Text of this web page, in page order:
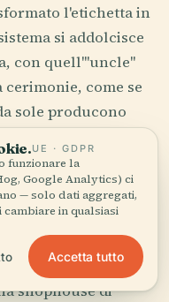
l'etichetta in
si addolcisce
con quell'"uncle"
come se
sole producono
disciplina
troppo
shophouse di
UE · GDPR
funzionare la
Google Analytics) ci
— solo dati aggregati,
in qualsiasi
Accetta tutto